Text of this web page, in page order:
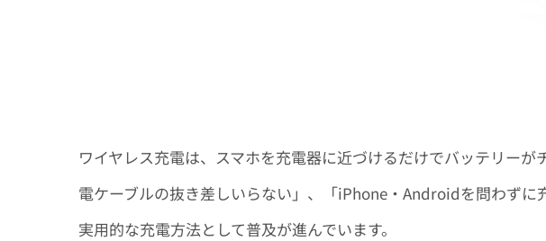
ワイヤレス充電は、スマホを充電器に近づけるだけでバッテリー
電ケーブルの抜き差しいらない」、「iPhone・Androidを問わずに
実用的な充電方法として普及が進んでいます。